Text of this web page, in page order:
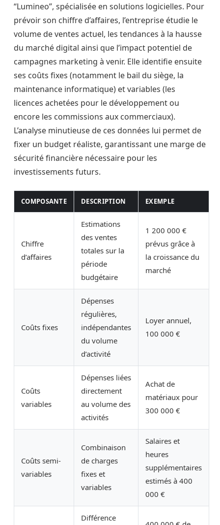
“Lumineo”, spécialisée en solutions logicielles. Pour
prévoir son chiffre d’affaires, l’entreprise étudie le
volume de ventes actuel, les tendances à la hausse
du marché digital ainsi que l’impact potentiel de
campagnes marketing à venir. Elle identifie ensuite
ses coûts fixes (notamment le bail du siège, la
maintenance informatique) et variables (les
licences achetées pour le développement ou
encore les commissions aux commerciaux).
L’analyse minutieuse de ces données lui permet de
fixer un budget réaliste, garantissant une marge de
sécurité financière nécessaire pour les
investissements futurs.
COMPOSANTE DESCRIPTION EXEMPLE
Chiffre
d’affaires
Estimations
des ventes
totales sur la
période
budgétaire
1 200 000 €
prévus grâce à
la croissance du
marché
Coûts fixes
Dépenses
régulières,
indépendantes
du volume
d’activité
Loyer annuel,
100 000 €
Coûts
variables
Dépenses liées
directement
au volume des
activités
Achat de
matériaux pour
300 000 €
Coûts semi-
variables
Combinaison
de charges
fixes et
variables
Salaires et
heures
supplémentaires
estimés à 400
000 €
Différence